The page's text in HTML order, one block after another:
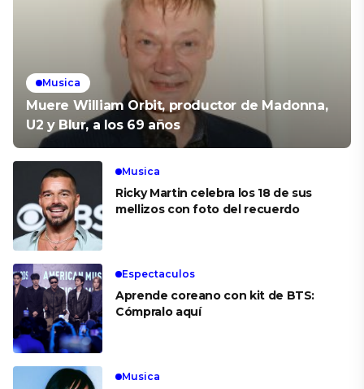
Musica
Muere William Orbit, productor de Madonna,
U2 y Blur, a los 69 años
Musica
Ricky Martin celebra los 18 de sus
mellizos con foto del recuerdo
Espectaculos
Aprende coreano con kit de BTS:
Cómpralo aquí
Musica